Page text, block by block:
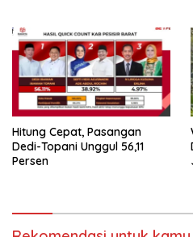
Hitung Cepat, Pasangan
Dedi-Topani Unggul 56,11
Persen